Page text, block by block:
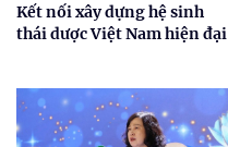
Kết nối xây dựng hệ sinh
thái dược Việt Nam hiện đại